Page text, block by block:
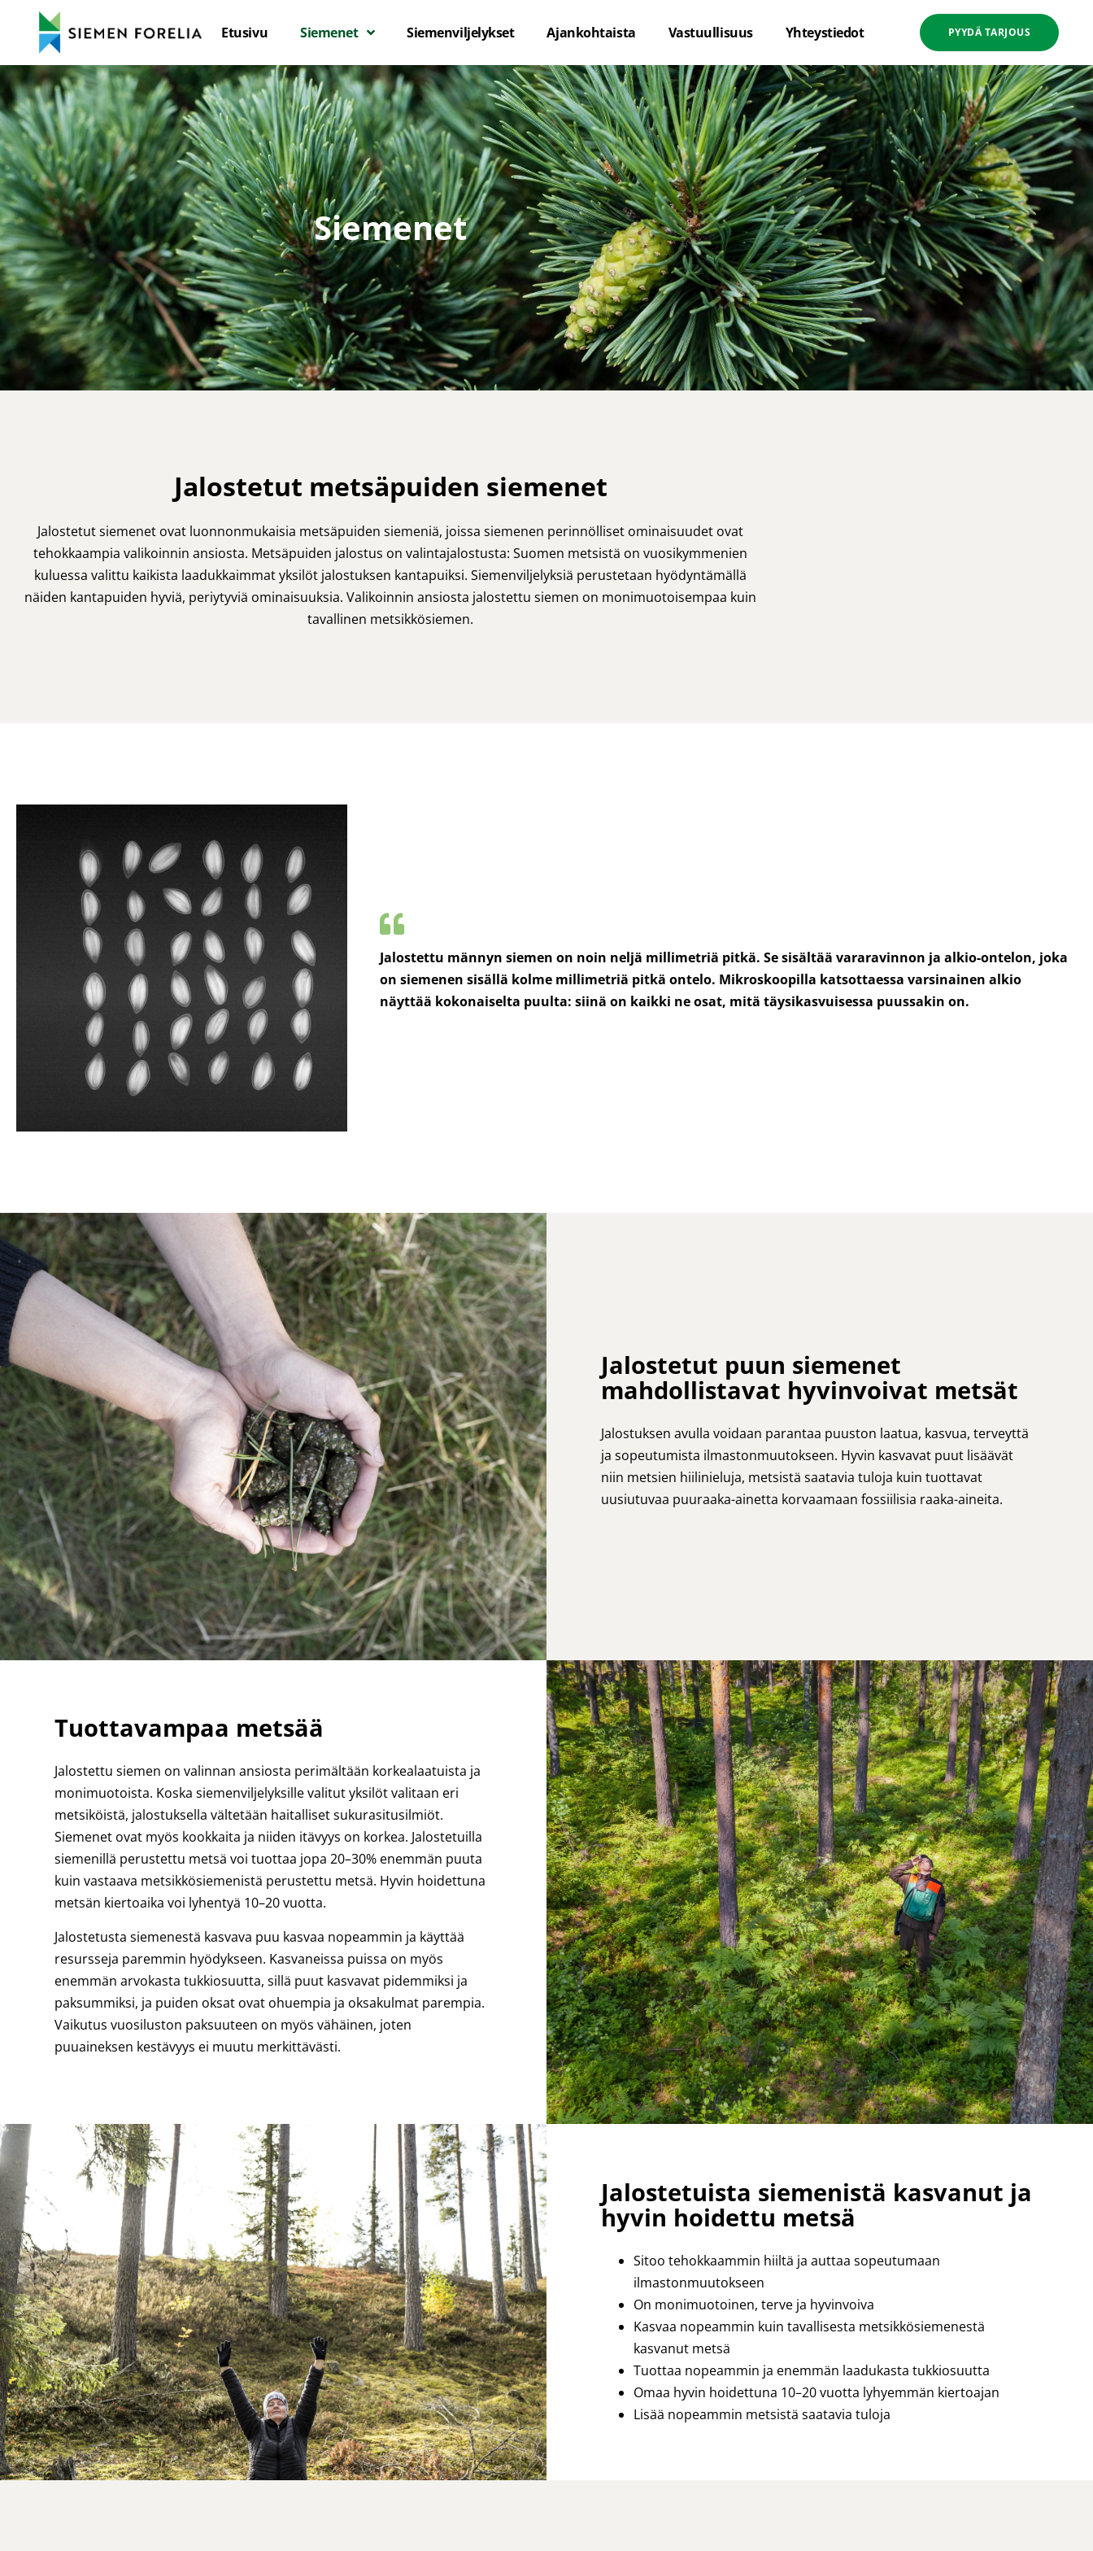
Etusivu Siemenet Siemenviljelykset Ajankohtaista Vastuullisuus Yhteystiedot PYYDÄ TARJOUS
Siemenet
Jalostetut metsäpuiden siemenet
Jalostetut siemenet ovat luonnonmukaisia metsäpuiden siemeniä, joissa siemenen perinnölliset ominaisuudet ovat
tehokkaampia valikoinnin ansiosta. Metsäpuiden jalostus on valintajalostusta: Suomen metsistä on vuosikymmenien
kuluessa valittu kaikista laadukkaimmat yksilöt jalostuksen kantapuiksi. Siemenviljelyksiä perustetaan hyödyntämällä
näiden kantapuiden hyviä, periytyviä ominaisuuksia. Valikoinnin ansiosta jalostettu siemen on monimuotoisempaa kuin
tavallinen metsikkösiemen.
Jalostettu männyn siemen on noin neljä millimetriä pitkä. Se sisältää vararavinnon ja alkio-ontelon, joka
on siemenen sisällä kolme millimetriä pitkä ontelo. Mikroskoopilla katsottaessa varsinainen alkio
näyttää kokonaiselta puulta: siinä on kaikki ne osat, mitä täysikasvuisessa puussakin on.
Jalostetut puun siemenet
mahdollistavat hyvinvoivat metsät
Jalostuksen avulla voidaan parantaa puuston laatua, kasvua, terveyttä
ja sopeutumista ilmastonmuutokseen. Hyvin kasvavat puut lisäävät
niin metsien hiilinieluja, metsistä saatavia tuloja kuin tuottavat
uusiutuvaa puuraaka-ainetta korvaamaan fossiilisia raaka-aineita.
Tuottavampaa metsää
Jalostettu siemen on valinnan ansiosta perimältään korkealaatuista ja
monimuotoista. Koska siemenviljelyksille valitut yksilöt valitaan eri
metsiköistä, jalostuksella vältetään haitalliset sukurasitusilmiöt.
Siemenet ovat myös kookkaita ja niiden itävyys on korkea. Jalostetuilla
siemenillä perustettu metsä voi tuottaa jopa 20–30% enemmän puuta
kuin vastaava metsikkösiemenistä perustettu metsä. Hyvin hoidettuna
metsän kiertoaika voi lyhentyä 10–20 vuotta.
Jalostetusta siemenestä kasvava puu kasvaa nopeammin ja käyttää
resursseja paremmin hyödykseen. Kasvaneissa puissa on myös
enemmän arvokasta tukkiosuutta, sillä puut kasvavat pidemmiksi ja
paksummiksi, ja puiden oksat ovat ohuempia ja oksakulmat parempia.
Vaikutus vuosiluston paksuuteen on myös vähäinen, joten
puuaineksen kestävyys ei muutu merkittävästi.
Jalostetuista siemenistä kasvanut ja
hyvin hoidettu metsä
Sitoo tehokkaammin hiiltä ja auttaa sopeutumaan
ilmastonmuutokseen
On monimuotoinen, terve ja hyvinvoiva
Kasvaa nopeammin kuin tavallisesta metsikkösiemenestä
kasvanut metsä
Tuottaa nopeammin ja enemmän laadukasta tukkiosuutta
Omaa hyvin hoidettuna 10–20 vuotta lyhyemmän kiertoajan
Lisää nopeammin metsistä saatavia tuloja